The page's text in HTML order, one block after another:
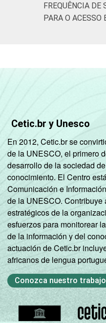
Sociedade da
Pesquisa sobre o
Online Brasil 2022.
FREQUÊNCIA DE
PARA O ACESSO
Cetic.br y Unesco
En 2012, Cetic.br se
de la UNESCO, el primero
desarrollo de la sociedad
conocimiento. El Centro
Comunicación e
de la UNESCO.
estratégicos de la
esfuerzos para monitorear
de la información y del
actuación de Cetic.br
africanos de lengua
Conozca nuestro trabajo